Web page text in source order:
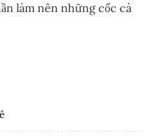
làm nên những cốc cà